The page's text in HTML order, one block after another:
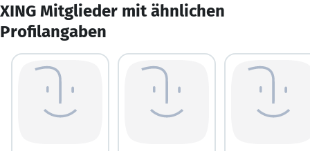
XING Mitglieder mit ähnlichen
Profilangaben